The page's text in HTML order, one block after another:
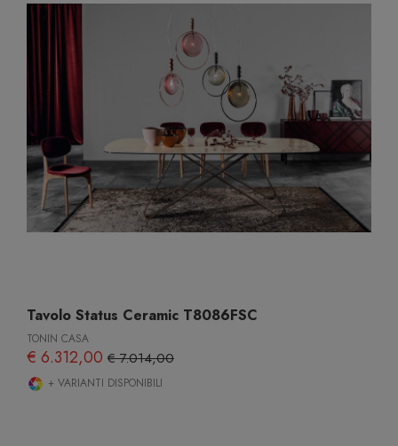
Tavolo Status Ceramic T8086FSC
TONIN CASA
€ 6.312,00 € 7.014,00
+ VARIANTI DISPONIBILI